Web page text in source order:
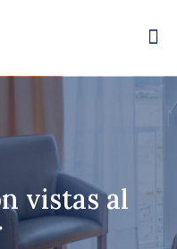
vistas al